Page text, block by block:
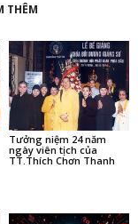
THÊM
Tưởng niệm 24 năm
ngày viên tịch của
TT.Thích Chơn Thanh